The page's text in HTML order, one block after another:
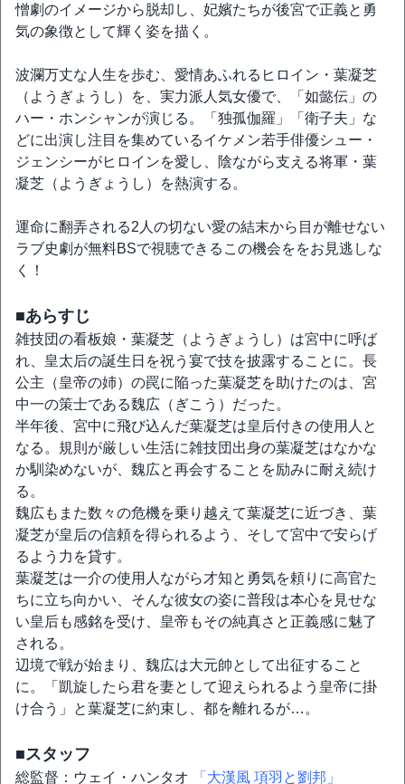
憎劇のイメージから脱却し、妃嬪たちが後宮で正義と勇
気の象徴として輝く姿を描く。
波瀾万丈な人生を歩む、愛情あふれるヒロイン・葉凝芝
（ようぎょうし）を、実力派人気女優で、「如懿伝」の
ハー・ホンシャンが演じる。「独孤伽羅」「衛子夫」な
どに出演し注目を集めているイケメン若手俳優シュー・
ジェンシーがヒロインを愛し、陰ながら支える将軍・葉
凝芝（ようぎょうし）を熱演する。
運命に翻弄される2人の切ない愛の結末から目が離せない
ラブ史劇が無料BSで視聴できるこの機会ををお見逃しな
く！
■あらすじ
雑技団の看板娘・葉凝芝（ようぎょうし）は宮中に呼ば
れ、皇太后の誕生日を祝う宴で技を披露することに。長
公主（皇帝の姉）の罠に陥った葉凝芝を助けたのは、宮
中一の策士である魏広（ぎこう）だった。
半年後、宮中に飛び込んだ葉凝芝は皇后付きの使用人と
なる。規則が厳しい生活に雑技団出身の葉凝芝はなかな
か馴染めないが、魏広と再会することを励みに耐え続け
る。
魏広もまた数々の危機を乗り越えて葉凝芝に近づき、葉
凝芝が皇后の信頼を得られるよう、そして宮中で安らげ
るよう力を貸す。
葉凝芝は一介の使用人ながら才知と勇気を頼りに高官た
ちに立ち向かい、そんな彼女の姿に普段は本心を見せな
い皇后も感銘を受け、皇帝もその純真さと正義感に魅了
される。
辺境で戦が始まり、魏広は大元帥として出征すること
に。「凱旋したら君を妻として迎えられるよう皇帝に掛
け合う」と葉凝芝に約束し、都を離れるが…。
■スタッフ
総監督：ウェイ・ハンタオ 「大漢風 項羽と劉邦」